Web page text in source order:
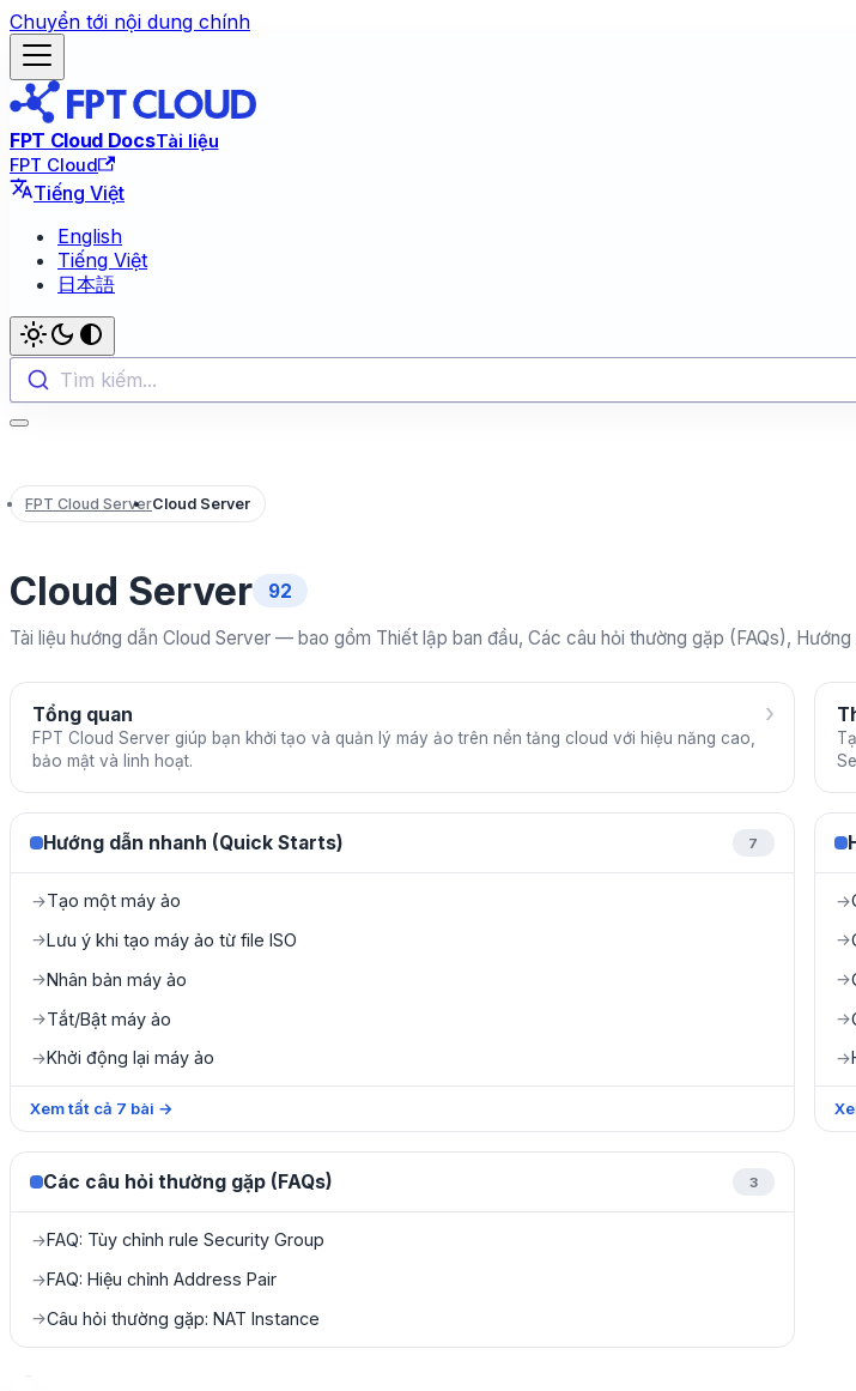
Chuyển tới nội dung chính
FPT Cloud DocsTài liệu
FPT Cloud
Tiếng Việt
English
Tiếng Việt
日本語
Tìm kiếm...
FPT Cloud ServerCloud Server
Cloud Server 92
Tài liệu hướng dẫn Cloud Server — bao gồm Thiết lập ban đầu, Các câu hỏi thường gặp (FAQs),
Tổng quan
FPT Cloud Server giúp bạn khởi tạo và quản lý máy ảo trên nền tảng cloud với hiệu năng cao,
bảo mật và linh hoạt.
›
Hướng dẫn nhanh (Quick Starts) 7
→Tạo một máy ảo
→Lưu ý khi tạo máy ảo từ file ISO
→Nhân bản máy ảo
→Tắt/Bật máy ảo
→Khởi động lại máy ảo
Xem tất cả 7 bài →
→
→
→
→
→
Các câu hỏi thường gặp (FAQs) 3
→FAQ: Tùy chỉnh rule Security Group
→FAQ: Hiệu chỉnh Address Pair
→Câu hỏi thường gặp: NAT Instance